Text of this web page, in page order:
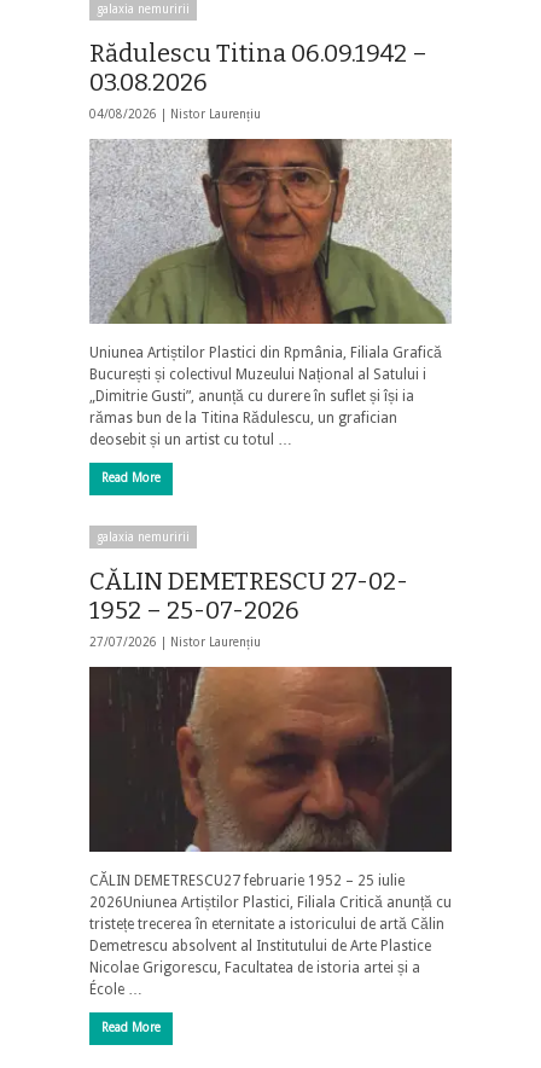
galaxia nemuririi
Rădulescu Titina 06.09.1942 –
03.08.2026
04/08/2026 | Nistor Laurențiu
Uniunea Artiștilor Plastici din Rpmânia, Filiala Grafică
București și colectivul Muzeului Național al Satului i
„Dimitrie Gusti”, anunță cu durere în suflet și își ia
rămas bun de la Titina Rădulescu, un grafician
deosebit și un artist cu totul …
Read More
galaxia nemuririi
CĂLIN DEMETRESCU 27-02-
1952 – 25-07-2026
27/07/2026 | Nistor Laurențiu
CĂLIN DEMETRESCU27 februarie 1952 – 25 iulie
2026Uniunea Artiștilor Plastici, Filiala Critică anunță cu
tristețe trecerea în eternitate a istoricului de artă Călin
Demetrescu absolvent al Institutului de Arte Plastice
Nicolae Grigorescu, Facultatea de istoria artei și a
École …
Read More